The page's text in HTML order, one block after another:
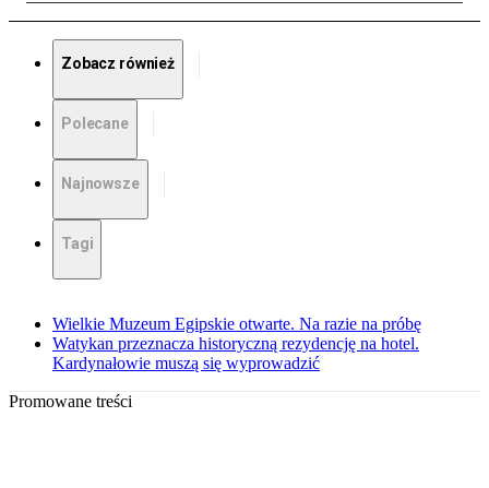
Zobacz również
Polecane
Najnowsze
Tagi
Wielkie Muzeum Egipskie otwarte. Na razie na próbę
Watykan przeznacza historyczną rezydencję na hotel.
Kardynałowie muszą się wyprowadzić
Promowane treści